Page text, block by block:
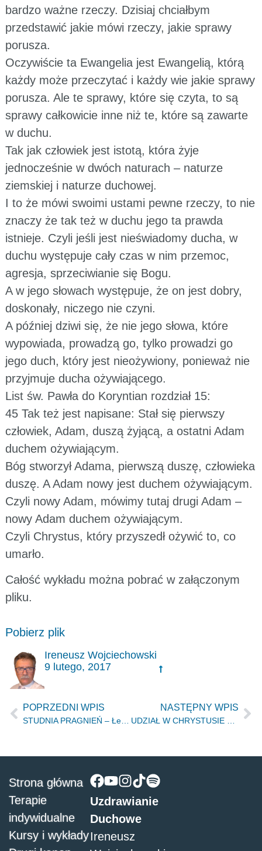
bardzo ważne rzeczy. Dzisiaj chciałbym
przedstawić jakie mówi rzeczy, jakie sprawy
porusza.
Oczywiście ta Ewangelia jest Ewangelią, którą
każdy może przeczytać i każdy wie jakie sprawy
porusza. Ale te sprawy, które się czyta, to są
sprawy całkowicie inne niż te, które są zawarte
w duchu.
Tak jak człowiek jest istotą, która żyje
jednocześnie w dwóch naturach – naturze
ziemskiej i naturze duchowej.
I to że mówi swoimi ustami pewne rzeczy, to nie
znaczy że tak też w duchu jego ta prawda
istnieje. Czyli jeśli jest nieświadomy ducha, w
duchu występuje cały czas w nim przemoc,
agresja, sprzeciwianie się Bogu.
A w jego słowach występuje, że on jest dobry,
doskonały, niczego nie czyni.
A później dziwi się, że nie jego słowa, które
wypowiada, prowadzą go, tylko prowadzi go
jego duch, który jest nieożywiony, ponieważ nie
przyjmuje ducha ożywiającego.
List św. Pawła do Koryntian rozdział 15:
45 Tak też jest napisane: Stał się pierwszy
człowiek, Adam, duszą żyjącą, a ostatni Adam
duchem ożywiającym.
Bóg stworzył Adama, pierwszą duszę, człowieka
duszę. A Adam nowy jest duchem ożywiającym.
Czyli nowy Adam, mówimy tutaj drugi Adam –
nowy Adam duchem ożywiającym.
Czyli Chrystus, który przyszedł ożywić to, co
umarło.
Całość wykładu można pobrać w załączonym
pliku.
Pobierz plik
Ireneusz Wojciechowski
9 lutego, 2017
POPRZEDNI WPIS
STUDNIA PRAGNIEŃ – Łeba 09.2016
NASTĘPNY WPIS
Uzdrawianie
Duchowe
Ireneusz
Strona główna
Terapie
indywidualne
Kursy i wykłady